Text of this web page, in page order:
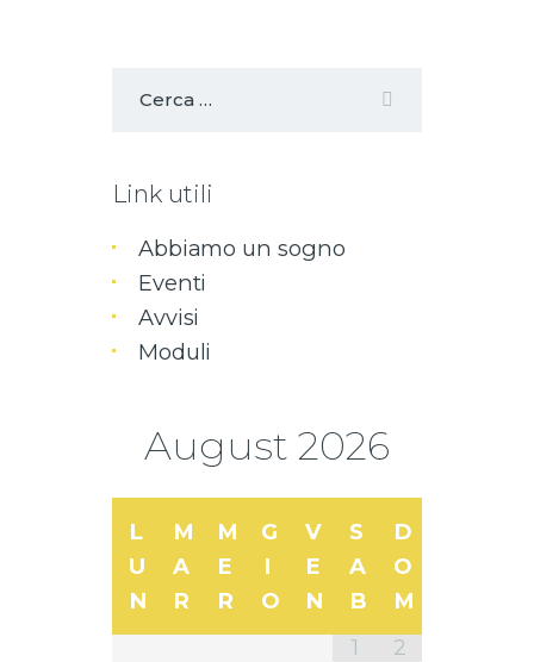
Link utili
Abbiamo un sogno
Eventi
Avvisi
Moduli
August 2026
L
U
N
M
A
R
M
E
R
G
I
O
V
E
N
S
A
B
D
O
M
1
2